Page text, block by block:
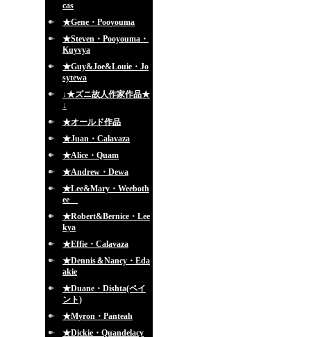
cas
★Gene・Pooyouma
★Steven・Pooyouma・
Kuyvya
★Guy&Joe&Louie・Jo
sytewa
↓★ズニ故人作家作品★
↓
★オールド作品
★Juan・Calavaza
★Alice・Quam
★Andrew・Dewa
★Lee&Mary・Weeboth
ee
★Robert&Bernice・Lee
kya
★Effie・Calavaza
★Dennis＆Nancy・Eda
akie
★Duane・Dishta(ペイ
ント)
★Myron・Panteah
★Dickie・Quandelacy